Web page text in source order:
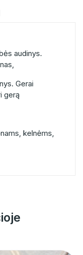
audinys.
Gerai
gerą
kelnėms,